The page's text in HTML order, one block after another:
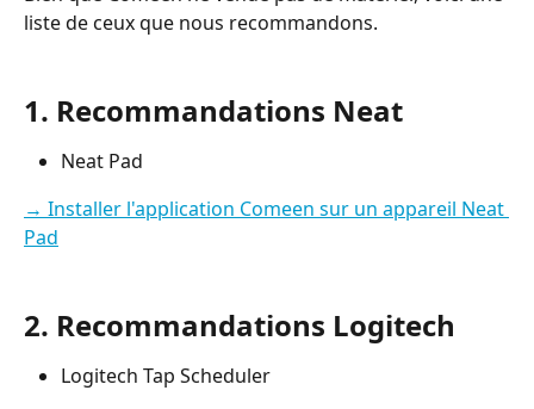
liste de ceux que nous recommandons.
1. Recommandations Neat
Neat Pad
→ Installer l'application Comeen sur un appareil Neat
Pad
2. Recommandations Logitech
Logitech Tap Scheduler